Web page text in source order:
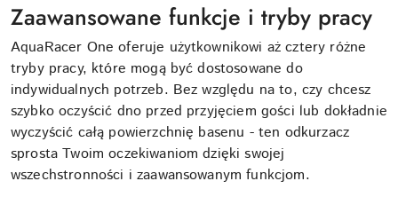
Zaawansowane funkcje i tryby pracy
AquaRacer One oferuje użytkownikowi aż cztery różne
tryby pracy, które mogą być dostosowane do
indywidualnych potrzeb. Bez względu na to, czy chcesz
szybko oczyścić dno przed przyjęciem gości lub dokładnie
wyczyścić całą powierzchnię basenu - ten odkurzacz
sprosta Twoim oczekiwaniom dzięki swojej
wszechstronności i zaawansowanym funkcjom.